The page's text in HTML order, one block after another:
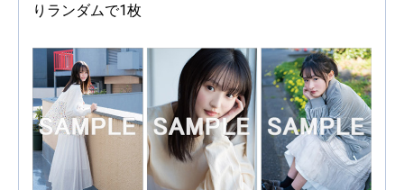
りランダムで1枚